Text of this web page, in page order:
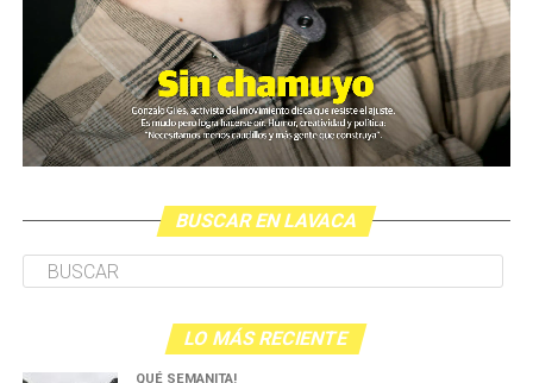
Paralelamente, y según lo que estila el gobierno, la
ministra Bullrich presentó en la Casa Rosada una noticia
distractiva; el anuncio sobre un supuesto proyecto de
ley contra los barras brava del fútbol (más allá de la
generalizada desmentida sobre la presencia de barras en
Durante la conferencia en ARGRA Paula Litvachky, del
CELS, planteó que otras tres personas también habían
sido apuntadas a la cabeza por armas policiales pese a
que se estipula el peligro mortal que implica esa forma
BUSCAR EN LAVACA
LO MÁS RECIENTE
QUÉ SEMANITA!